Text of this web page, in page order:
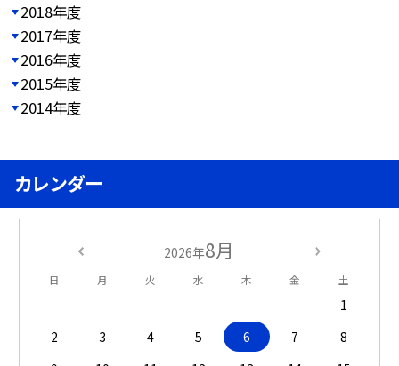
2018年度
2017年度
2016年度
2015年度
2014年度
カレンダー
2026年8月
日 月 火 水 木 金 土
1
2
3 4 5 6 7
8